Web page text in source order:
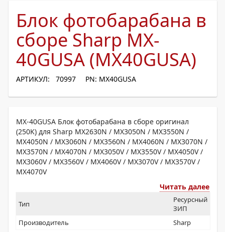
Блок фотобарабана в
сборе Sharp MX-
40GUSA (MX40GUSA)
АРТИКУЛ: 70997 PN: MX40GUSA
MX-40GUSA Блок фотобарабана в сборе оригинал
(250K) для Sharp MX2630N / MX3050N / MX3550N /
MX4050N / MX3060N / MX3560N / MX4060N / MX3070N /
MX3570N / MX4070N / MX3050V / MX3550V / MX4050V /
MX3060V / MX3560V / MX4060V / MX3070V / MX3570V /
MX4070V
Читать далее
Тип
Ресурсный
ЗИП
Производитель
Sharp